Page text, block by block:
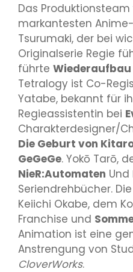
Das
markantesten
Tsurumaki, der bei
Originalserie Regie
führte Wiederaufbau
Tetralogy ist Co-
Yatabe, bekannt für
Regieassistentin bei
Charakterdesigner/
Die Geburt von
GeGeGe. Yokō Tarō,
NieR:Automaten Und
Seriendrehbücher.
Keiichi Okabe, dem
Franchise und
Animation ist eine
Anstrengung von
CloverWorks.